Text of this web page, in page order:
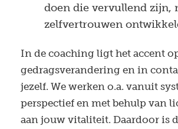
doen die vervullend zijn,
zelfvertrouwen
In de coaching ligt het accent
gedragsverandering en in
jezelf. We werken o.a. vanuit
perspectief en met behulp van
aan jouw vitaliteit. Daardoor is